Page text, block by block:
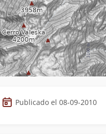
Datos
de
Publicado el 08-09-2010